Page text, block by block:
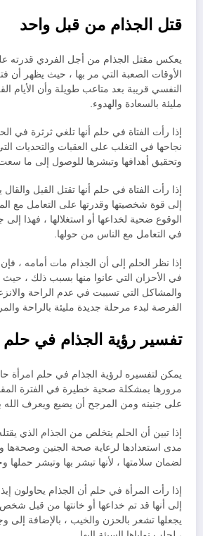
قتل الجذام من قبل واحد
يعكس مقتل الجذام من أجل الفردي قدرته
الأوقات الصعبة التي مر بها ، حيث يظهر أن
النفسي قريبة بعد متاعب طويلة وأن الأيام
مليئة بالسعادة والهدوء.
إذا رأت الفتاة في حلم أنها تلغي ثرثرة في
نجاحها في التغلب على العقبات والتحديات
وتحقيق أهدافها وتبشرها للوصول إلى ما
إذا رأت الفتاة في حلم أنها تقتل القيل والقال
إلى قوة شخصيتها وقدرتها على التعامل مع
الوقوع ضحية لخداعها أو استغلالها ، فهذا إلى
في التعامل مع الناس من حولها.
إذا نظر الحلم إلى أن الجذام مات أمامه ،
في الأحزان التي عانوا منها بسبب ذلك ، حيث
والمشاكل التي تسببت في عدم الراحة
الفرصة لبدء مرحلة جديدة مليئة بالراحة
تفسير رؤية الجذام في
يمكن لتفسيره لرؤية الجذام في حلم امرأة
مرورها بمشكلة صحية خطيرة في الفترة
على جنينه ومن المرجح أن يضيع ويعرف
إذا تبين أن الحلم يتخلص من الجذام الذي
مدى استعدادها لرعاية صحة الجنين وصحةها
لضمان سلامتها ، لأنها تبشر بها وتبشر حملها
إذا رأت المرأة في حلم أن الجذام يحاولون
إلى أنها قد تم خداعها أو خانتها من قبل
يجعلها تشعر بالحزن والخيب ، بالإضافة